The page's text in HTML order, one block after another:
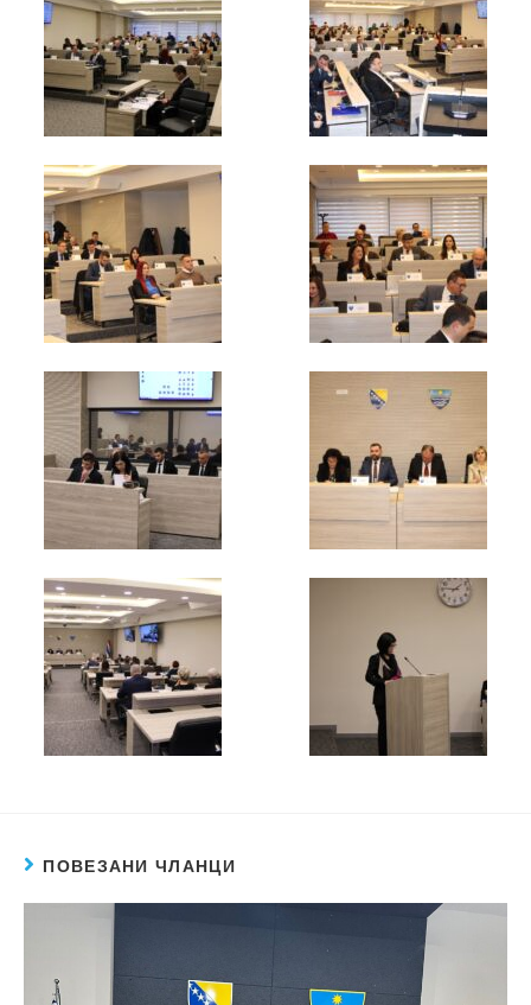
ПОВЕЗАНИ ЧЛАНЦИ